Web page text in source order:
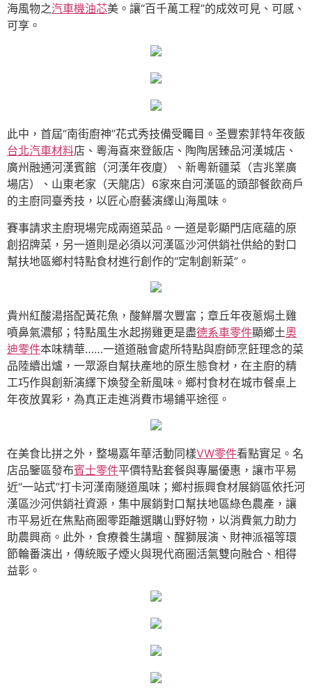
海風物之汽車機油芯美。讓“百千萬工程”的成效可見、可感、
可享。
此中，首屆“南街廚神”花式秀技備受矚目。圣豐索菲特年夜飯
台北汽車材料店、粵海喜來登飯店、陶陶居臻品河漢城店、
廣州融通河漢賓館（河漢年夜廈）、新粵新疆菜（吉兆業廣
場店）、山東老家（天龍店）6家來自河漢區的頭部餐飲商戶
的主廚同臺秀技，以匠心廚藝演繹山海風味。
賽事請求主廚現場完成兩道菜品。一道是彰顯門店底蘊的原
創招牌菜，另一道則是必須以河漢區沙河供銷社供給的對口
幫扶地區鄉村特點食材進行創作的“定制創新菜”。
貴州紅酸湯搭配黃花魚，酸鮮層次豐富；章丘年夜蔥焗土雞
噴鼻氣濃郁；特點風生水起撈雞更是盡德系車零件顯鄉土奧
迪零件本味精華……一道道融會處所特點與廚師烹飪理念的菜
品陸續出爐，一眾源自幫扶產地的原生態食材，在主廚的精
工巧作與創新演繹下煥發全新風味。鄉村食材在城市餐桌上
年夜放異彩，為真正走進消費市場鋪平途徑。
在美食比拼之外，整場嘉年華活動同樣VW零件看點實足。名
店品鑒區發布賓士零件平價特點套餐與專屬優惠，讓市平易
近“一站式”打卡河漢南隧道風味；鄉村振興食材展銷區依托河
漢區沙河供銷社資源，集中展銷對口幫扶地區綠色農產，讓
市平易近在焦點商圈零距離選購山野好物，以消費氣力助力
助農興商。此外，食療養生講壇、醒獅展演、財神派福等環
節輪番演出，傳統販子煙火與現代商圈活氣雙向融合、相得
益彰。